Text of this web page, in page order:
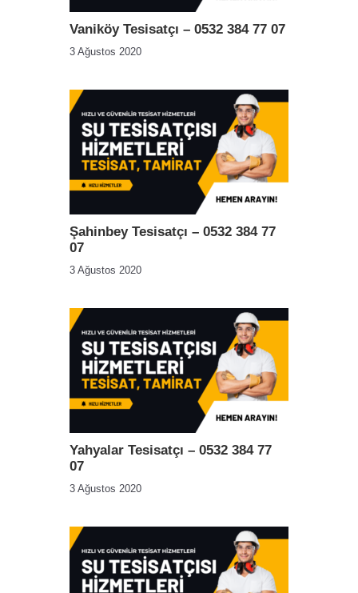
Vaniköy Tesisatçı – 0532 384 77 07
3 Ağustos 2020
Şahinbey Tesisatçı – 0532 384 77
07
3 Ağustos 2020
Yahyalar Tesisatçı – 0532 384 77
07
3 Ağustos 2020